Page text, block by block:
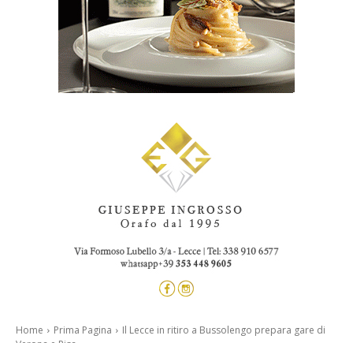
Home Prima Pagina
Il Lecce in ritiro a Bussolengo prepara gare di